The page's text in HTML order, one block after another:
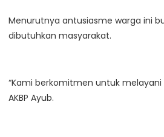
Menurutnya antusiasme warga ini
dibutuhkan masyarakat.
“Kami berkomitmen untuk melayani
AKBP Ayub.